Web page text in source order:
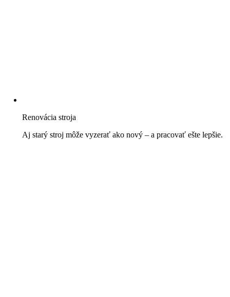
Renovácia stroja
Aj starý stroj môže vyzerať ako nový – a pracovať ešte lepšie.